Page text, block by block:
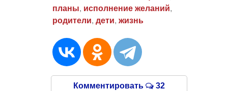
планы, исполнение желаний,
родители, дети, жизнь
Комментировать 32